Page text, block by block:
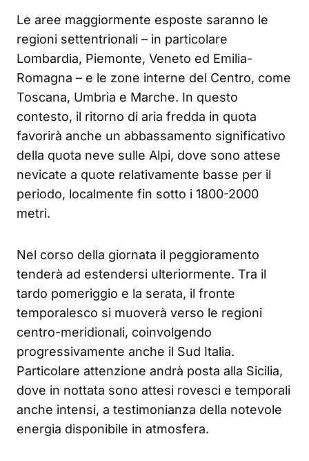
Le aree maggiormente esposte saranno le
regioni settentrionali – in particolare
Lombardia, Piemonte, Veneto ed Emilia-
Romagna – e le zone interne del Centro, come
Toscana, Umbria e Marche. In questo
contesto, il ritorno di aria fredda in quota
favorirà anche un abbassamento significativo
della quota neve sulle Alpi, dove sono attese
nevicate a quote relativamente basse per il
periodo, localmente fin sotto i 1800-2000
metri.
Nel corso della giornata il peggioramento
tenderà ad estendersi ulteriormente. Tra il
tardo pomeriggio e la serata, il fronte
temporalesco si muoverà verso le regioni
centro-meridionali, coinvolgendo
progressivamente anche il Sud Italia.
Particolare attenzione andrà posta alla Sicilia,
dove in nottata sono attesi rovesci e temporali
anche intensi, a testimonianza della notevole
energia disponibile in atmosfera.